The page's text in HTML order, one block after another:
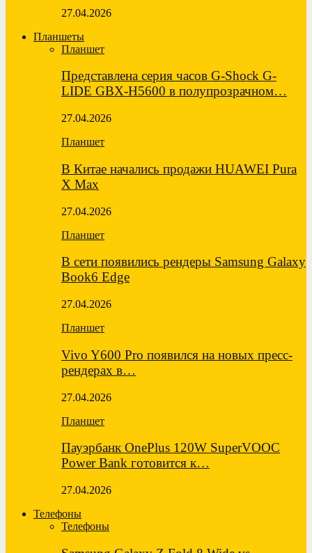
27.04.2026
Планшеты
Планшет
Представлена серия часов G-Shock G-
LIDE GBX-H5600 в полупрозрачном…
27.04.2026
Планшет
В Китае начались продажи HUAWEI Pura
X Max
27.04.2026
Планшет
В сети появились рендеры Samsung Galaxy
Book6 Edge
27.04.2026
Планшет
Vivo Y600 Pro появился на новых пресс-
рендерах в…
27.04.2026
Планшет
Пауэрбанк OnePlus 120W SuperVOOC
Power Bank готовится к…
27.04.2026
Телефоны
Телефоны